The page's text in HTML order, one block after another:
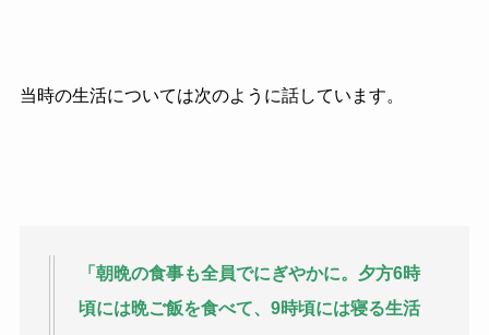
当時の生活については次のように話しています。
「朝晩の食事も全員でにぎやかに。夕方6時
頃には晩ご飯を食べて、9時頃には寝る生活